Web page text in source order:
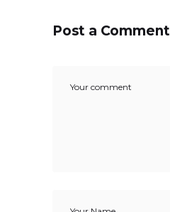
Post a Comment